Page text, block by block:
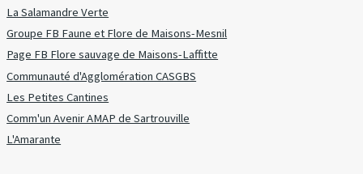
La Salamandre Verte
Groupe FB Faune et Flore de Maisons-Mesnil
Page FB Flore sauvage de Maisons-Laffitte
Communauté d'Agglomération CASGBS
Les Petites Cantines
Comm'un Avenir AMAP de Sartrouville
L'Amarante